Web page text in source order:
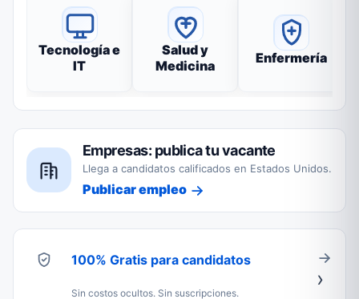
Tecnología e
IT
Salud y
Medicina
Enfermería
Empresas: publica tu vacante
Llega a candidatos calificados en Estados Unidos.
Publicar empleo
100% Gratis para candidatos
Sin costos ocultos. Sin suscripciones.